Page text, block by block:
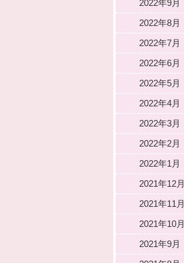
2022年9月
2022年8月
2022年7月
2022年6月
2022年5月
2022年4月
2022年3月
2022年2月
2022年1月
2021年12月
2021年11月
2021年10月
2021年9月